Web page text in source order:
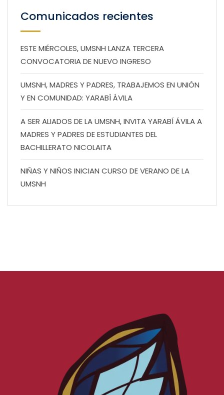
Comunicados recientes
ESTE MIÉRCOLES, UMSNH LANZA TERCERA
CONVOCATORIA DE NUEVO INGRESO
UMSNH, MADRES Y PADRES, TRABAJEMOS EN UNIÓN
Y EN COMUNIDAD: YARABÍ ÁVILA
A SER ALIADOS DE LA UMSNH, INVITA YARABÍ ÁVILA A
MADRES Y PADRES DE ESTUDIANTES DEL
BACHILLERATO NICOLAITA
NIÑAS Y NIÑOS INICIAN CURSO DE VERANO DE LA
UMSNH